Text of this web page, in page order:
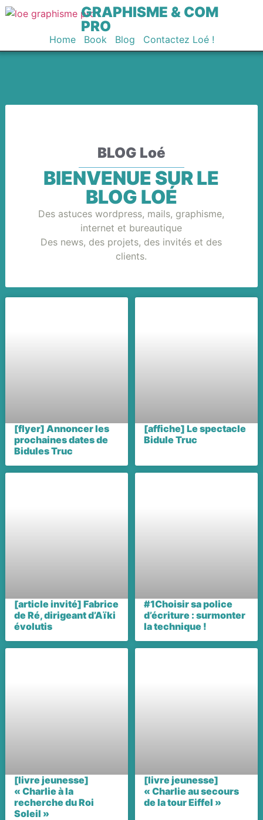
GRAPHISME & COM
PRO
Home Book Blog Contactez Loé !
BLOG Loé
BIENVENUE SUR LE
BLOG LOÉ
Des astuces wordpress, mails, graphisme,
internet et bureautique
Des news, des projets, des invités et des
clients.
[flyer] Annoncer les
prochaines dates de
Bidules Truc
[affiche] Le spectacle
Bidule Truc
[article invité] Fabrice
de Ré, dirigeant d’Aïki
évolutis
#1Choisir sa police
d’écriture : surmonter
la technique !
[livre jeunesse]
« Charlie à la
recherche du Roi
Soleil »
[livre jeunesse]
« Charlie au secours
de la tour Eiffel »